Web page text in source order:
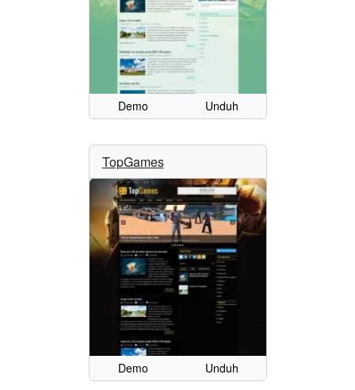
Demo Unduh
TopGames
Demo Unduh